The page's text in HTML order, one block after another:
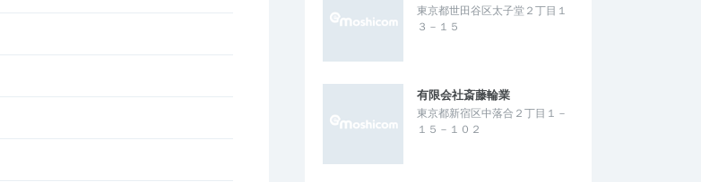
東京都世田谷区太子堂２丁目１
３－１５
有限会社斎藤輪業
東京都新宿区中落合２丁目１－
１５－１０２